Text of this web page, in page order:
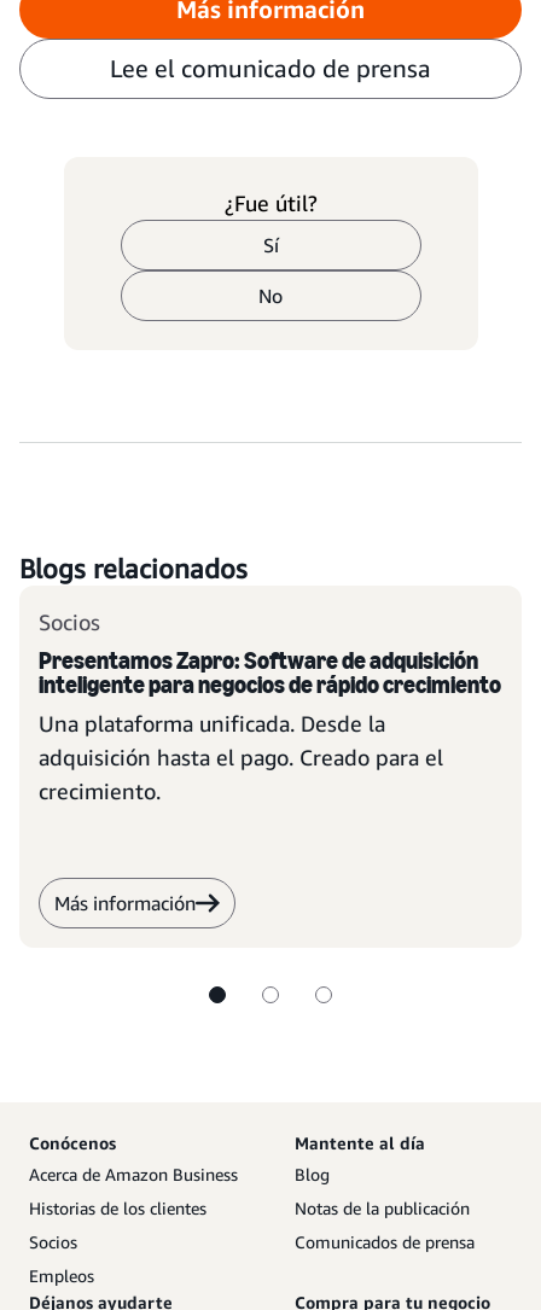
Más información
Lee el comunicado de prensa
¿Fue útil?
Sí
No
Blogs relacionados
Socios
Presentamos Zapro: Software de adquisición
inteligente para negocios de rápido crecimiento
Una plataforma unificada. Desde la
adquisición hasta el pago. Creado para el
crecimiento.
Más información
Conócenos
Acerca de Amazon Business
Historias de los clientes
Socios
Empleos
Mantente al día
Blog
Notas de la publicación
Comunicados de prensa
Déjanos ayudarte Compra para tu negocio